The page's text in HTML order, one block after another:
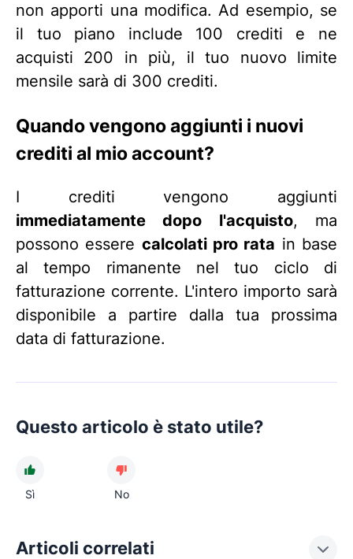
non apporti una modifica. Ad esempio, se
il tuo piano include 100 crediti e ne
acquisti 200 in più, il tuo nuovo limite
mensile sarà di 300 crediti.
Quando vengono aggiunti i nuovi
crediti al mio account?
I crediti vengono aggiunti
immediatamente dopo l'acquisto, ma
possono essere calcolati pro rata in base
al tempo rimanente nel tuo ciclo di
fatturazione corrente. L'intero importo sarà
disponibile a partire dalla tua prossima
data di fatturazione.
Questo articolo è stato utile?
Sì No
Articoli correlati